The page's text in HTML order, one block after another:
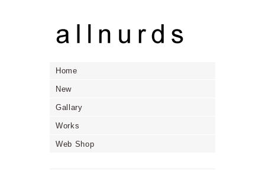
Home
New
Gallary
Works
Web Shop